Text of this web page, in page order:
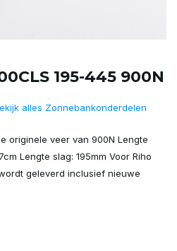
195-445 900N
alles Zonnebankonderdelen
originele veer van 900N Lengte
Lengte slag: 195mm Voor Riho
geleverd inclusief nieuwe